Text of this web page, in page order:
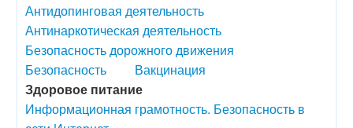
Антидопинговая деятельность
Антинаркотическая деятельность
Безопасность дорожного движения
Безопасность
Вакцинация
Здоровое питание
Информационная грамотность. Безопасность в